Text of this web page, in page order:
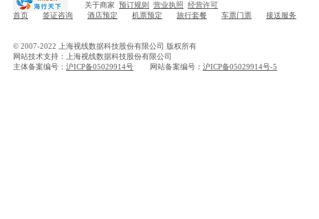
关于商家 预订规则 营业执照 经营许可
首页
签证咨询 酒店预定 机票预定 旅行套餐 车票门票 接送服务
© 2007-2022 上海视线数据科技股份有限公司 版权所有
网站技术支持：上海视线数据科技股份有限公司
主体备案编号： 沪ICP备05029914号 网站备案编号： 沪ICP备05029914号-5